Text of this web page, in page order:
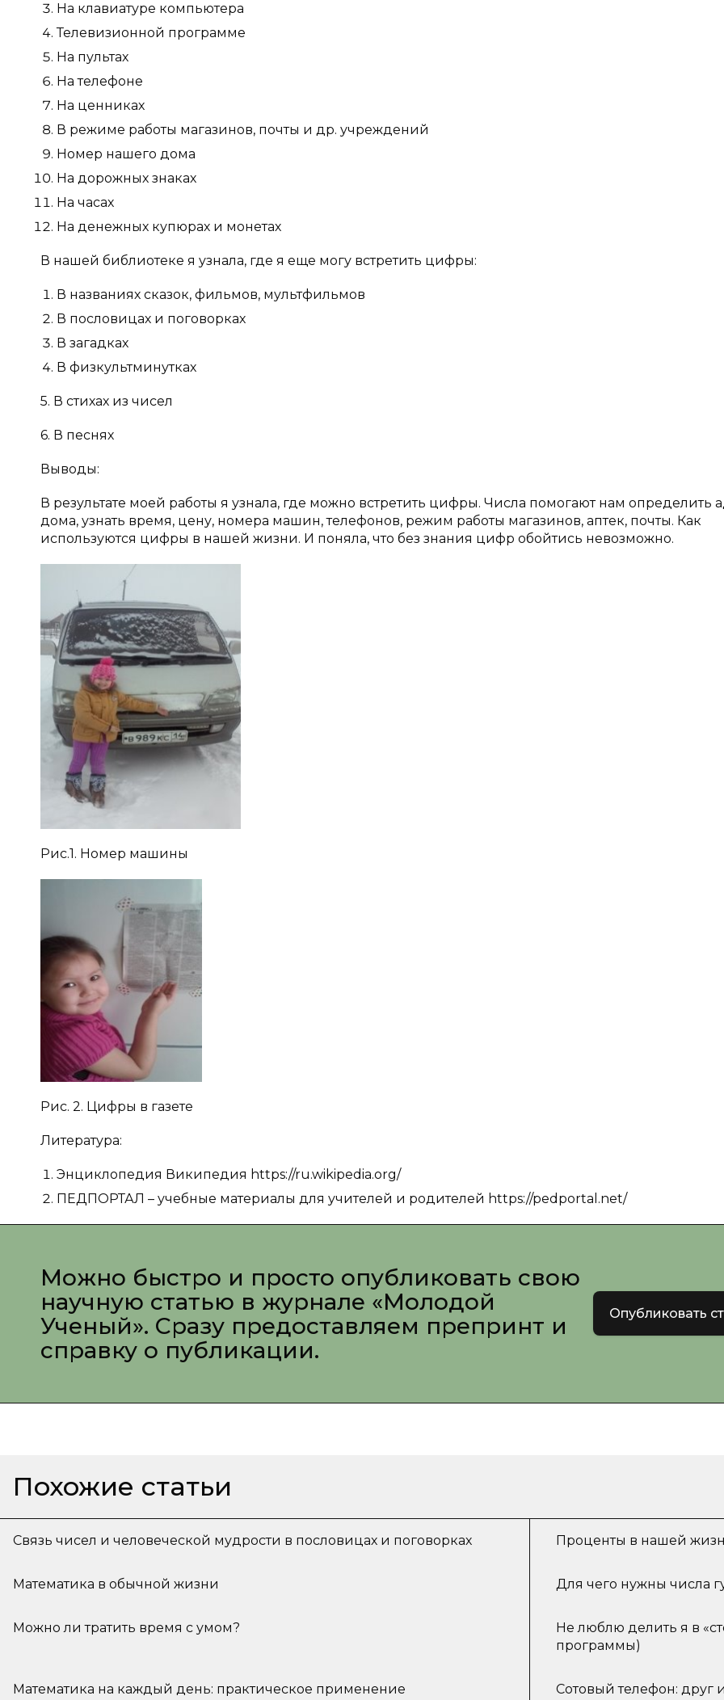
На клавиатуре компьютера
Телевизионной программе
На пультах
На телефоне
На ценниках
В режиме работы магазинов, почты и др. учреждений
Номер нашего дома
На дорожных знаках
На часах
На денежных купюрах и монетах
В нашей библиотеке я узнала, где я еще могу встретить цифры:
В названиях сказок, фильмов, мультфильмов
В пословицах и поговорках
В загадках
В физкультминутках
5. В стихах из чисел
6. В песнях
Выводы:
В результате моей работы я узнала, где можно встретить цифры. Числа помогают нам определить
дома, узнать время, цену, номера машин, телефонов, режим работы магазинов, аптек, почты. Как
используются цифры в нашей жизни. И поняла, что без знания цифр обойтись невозможно.
Рис.1. Номер машины
Рис. 2. Цифры в газете
Литература:
Энциклопедия Википедия https://ru.wikipedia.org/
ПЕДПОРТАЛ – учебные материалы для учителей и родителей https://pedportal.net/
Можно быстро и просто опубликовать свою
научную статью в журнале «Молодой
Ученый». Сразу предоставляем препринт и
справку о публикации.
Опубликовать
Похожие статьи
Связь чисел и человеческой мудрости в пословицах и поговорках Проценты в нашей
Математика в обычной жизни Для чего нужны числа
Можно ли тратить время с умом?
Не люблю делить я в
программы)
Математика на каждый день: практическое применение Сотовый телефон: друг